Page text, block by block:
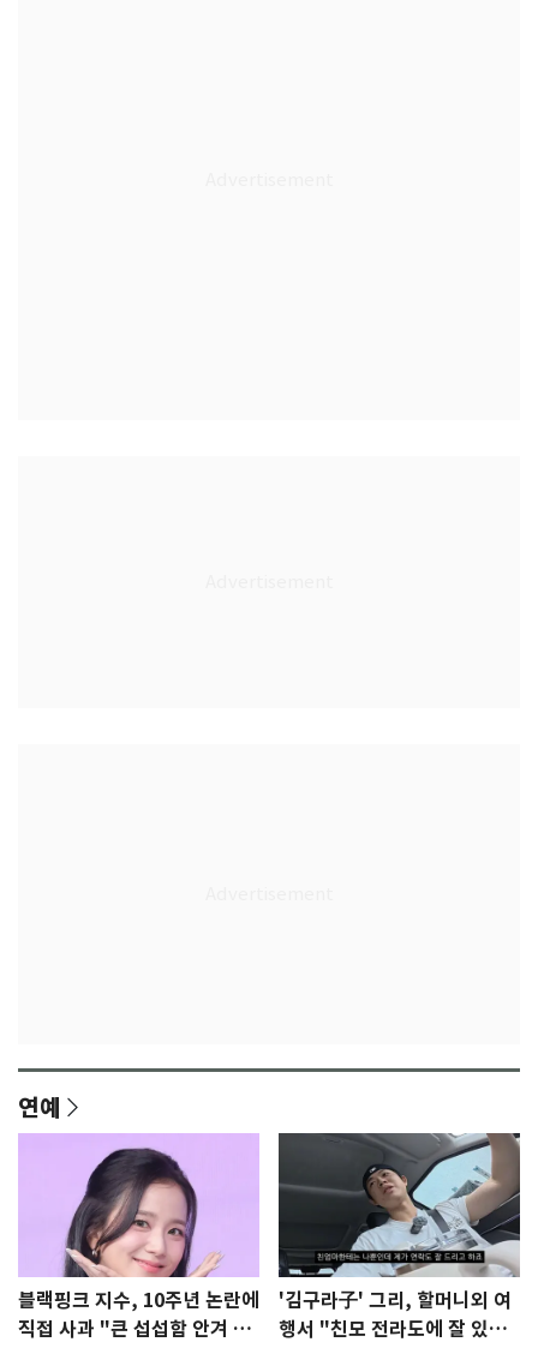
연예
블랙핑크 지수, 10주년 논란에
직접 사과 "큰 섭섭함 안겨 미
'김구라子' 그리, 할머니외 여
행서 "친모 전라도에 잘 있